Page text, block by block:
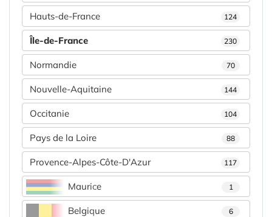
Hauts-de-France 124
Île-de-France 230
Normandie 70
Nouvelle-Aquitaine 144
Occitanie 104
Pays de la Loire 88
Provence-Alpes-Côte-D'Azur 117
Maurice 1
Belgique 6